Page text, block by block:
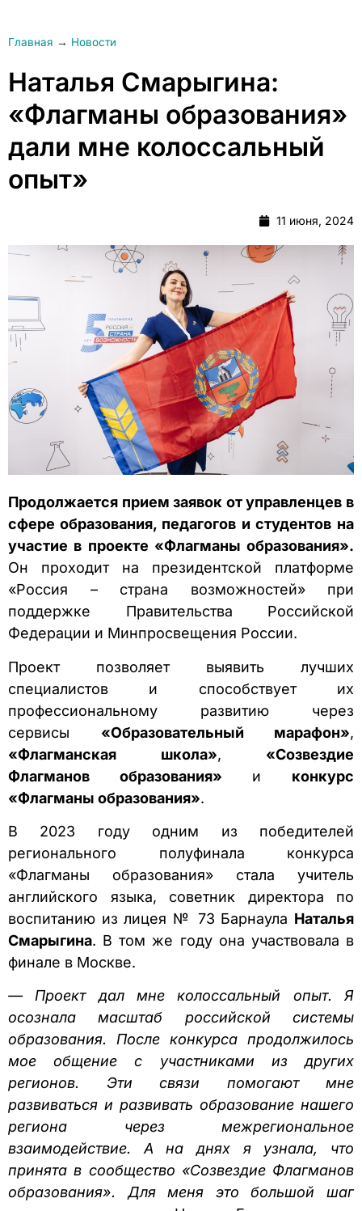
Главная → Новости
Наталья Смарыгина:
«Флагманы образования»
дали мне колоссальный
опыт»
11 июня, 2024
Продолжается прием заявок от управленцев в
сфере образования, педагогов и студентов на
участие в проекте «Флагманы образования».
Он проходит на президентской платформе
«Россия – страна возможностей» при
поддержке Правительства Российской
Федерации и Минпросвещения России.
Проект позволяет выявить лучших
специалистов и способствует их
профессиональному развитию через
сервисы «Образовательный марафон»,
«Флагманская школа», «Созвездие
Флагманов образования» и конкурс
«Флагманы образования».
В 2023 году одним из победителей
регионального полуфинала конкурса
«Флагманы образования» стала учитель
английского языка, советник директора по
воспитанию из лицея № 73 Барнаула Наталья
Смарыгина. В том же году она участвовала в
финале в Москве.
— Проект дал мне колоссальный опыт. Я
осознала масштаб российской системы
образования. После конкурса продолжилось
мое общение с участниками из других
регионов. Эти связи помогают мне
развиваться и развивать образование нашего
региона через межрегиональное
взаимодействие. А на днях я узнала, что
принята в сообщество «Созвездие Флагманов
образования». Для меня это большой шаг